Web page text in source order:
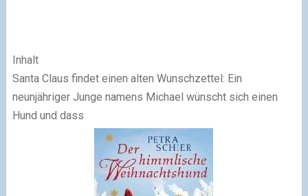
Inhalt
Santa Claus findet einen alten Wunschzettel: Ein
neunjähriger Junge namens Michael wünscht sich einen
Hund und dass